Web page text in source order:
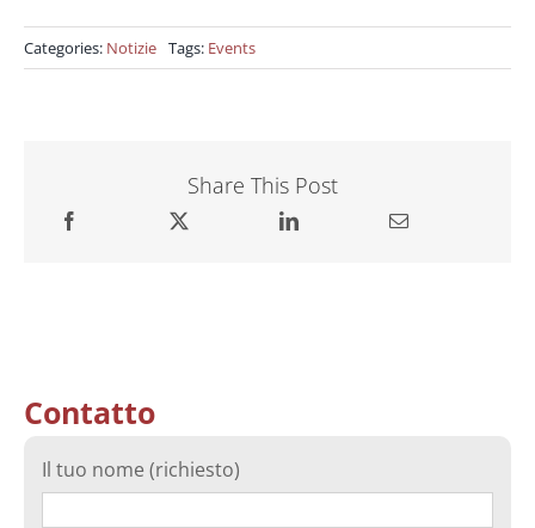
Categories: Notizie Tags: Events
Share This Post
Contatto
Il tuo nome (richiesto)